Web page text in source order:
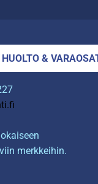
HUOLTO &
merkkeihin.